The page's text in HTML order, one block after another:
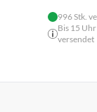
996 Stk.
Bis 15
versendet